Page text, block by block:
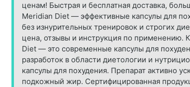
ценам! Быстрая и бесплатная доставка,
Meridian Diet — эффективные капсулы для
без изнурительных тренировок и строгих
цена, отзывы и инструкция по применению.
Diet — это современные капсулы для
разработок в области диетологии и
капсулы для похудения. Препарат активно
подкожный жир. Сертифицированная